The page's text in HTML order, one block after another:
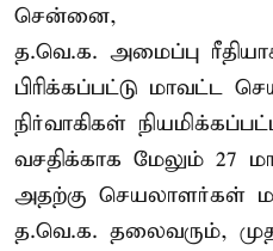
சென்னை,
த.வெ.க. அமைப்பு
பிரிக்கப்பட்டு மாவட்ட
நிர்வாகிகள்
வசதிக்காக மேலும் 27
அதற்கு செயலாளர்கள்
த.வெ.க. தலைவரும்,